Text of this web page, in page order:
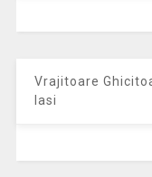
Vrajitoare
Iasi